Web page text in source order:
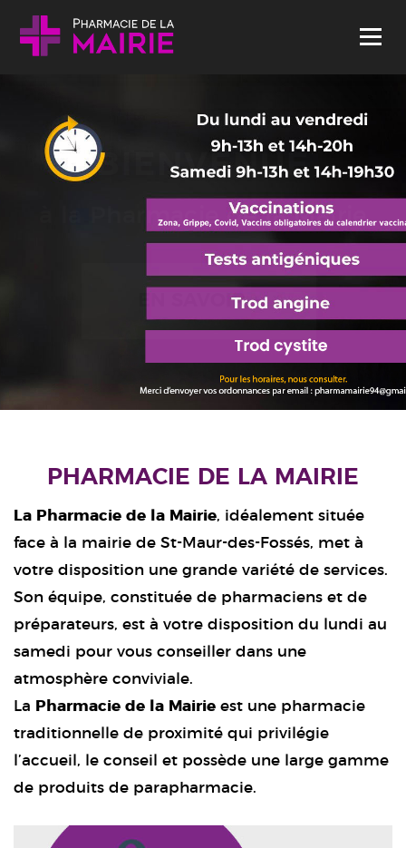
Skip to content
Menu
BIENVENUE
à la Pharmacie de la Mairie
EN SAVOIR +
PHARMACIE DE LA MAIRIE
La Pharmacie de la Mairie, idéalement située
face à la mairie de St-Maur-des-Fossés, met à
votre disposition une grande variété de services.
Son équipe, constituée de pharmaciens et de
préparateurs, est à votre disposition du lundi au
samedi pour vous conseiller dans une
atmosphère conviviale.
La
Pharmacie de la Mairie est une pharmacie
traditionnelle de proximité qui privilégie
l’accueil, le conseil et possède une large gamme
de produits de parapharmacie.